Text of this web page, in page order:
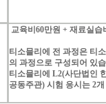
교육비60만원 +재료실습
티소믈리에 전 과정은 티
의 과정으로 구성되어 있
티소믈리에 L2(사단법인
공동주관)시험 응시는 2개